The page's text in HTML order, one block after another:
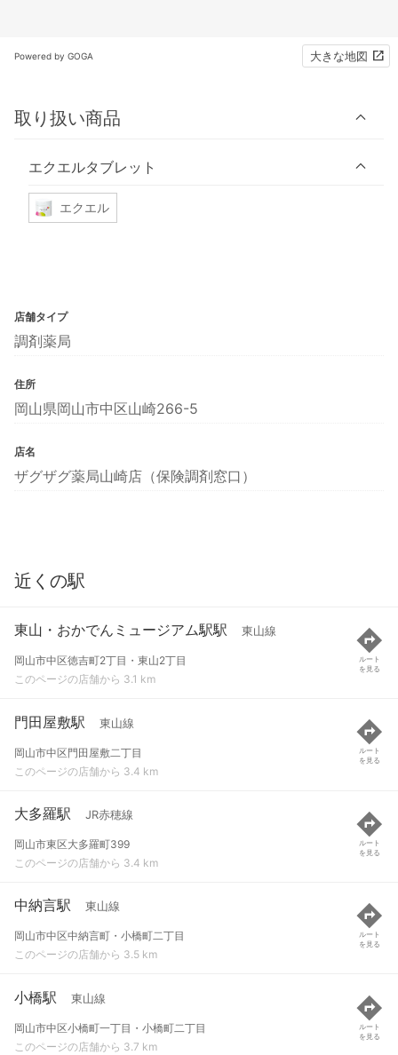
Powered by GOGA 大きな地図
取り扱い商品
エクエルタブレット
エクエル
店舗タイプ
調剤薬局
住所
岡山県岡山市中区山崎266-5
店名
ザグザグ薬局山崎店（保険調剤窓口）
近くの駅
東山・おかでんミュージアム駅駅 東山線
岡山市中区徳吉町2丁目・東山2丁目
このページの店舗から 3.1 km
ルート
を見る
門田屋敷駅 東山線
岡山市中区門田屋敷二丁目
このページの店舗から 3.4 km
ルート
を見る
大多羅駅 JR赤穂線
岡山市東区大多羅町399
このページの店舗から 3.4 km
ルート
を見る
中納言駅 東山線
岡山市中区中納言町・小橋町二丁目
このページの店舗から 3.5 km
ルート
を見る
小橋駅 東山線
岡山市中区小橋町一丁目・小橋町二丁目
このページの店舗から 3.7 km
ルート
を見る